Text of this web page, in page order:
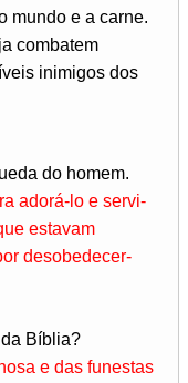
mundo e a carne.
combatem
inimigos dos
do homem.
adorá-lo e servi-
estavam
desobedecer-
Bíblia?
e das funestas